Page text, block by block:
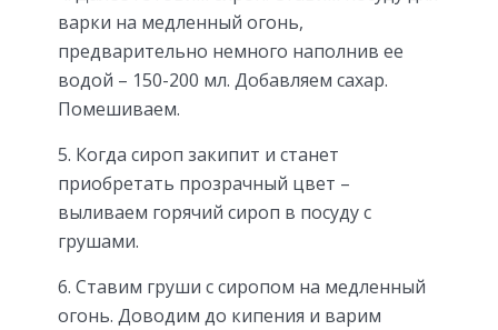
варки на медленный огонь,
предварительно немного наполнив ее
водой – 150-200 мл. Добавляем сахар.
Помешиваем.
5. Когда сироп закипит и станет
приобретать прозрачный цвет –
выливаем горячий сироп в посуду с
грушами.
6. Ставим груши с сиропом на медленный
огонь. Доводим до кипения и варим